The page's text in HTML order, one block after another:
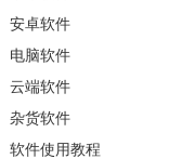
安卓软件
电脑软件
云端软件
杂货软件
软件使用教程